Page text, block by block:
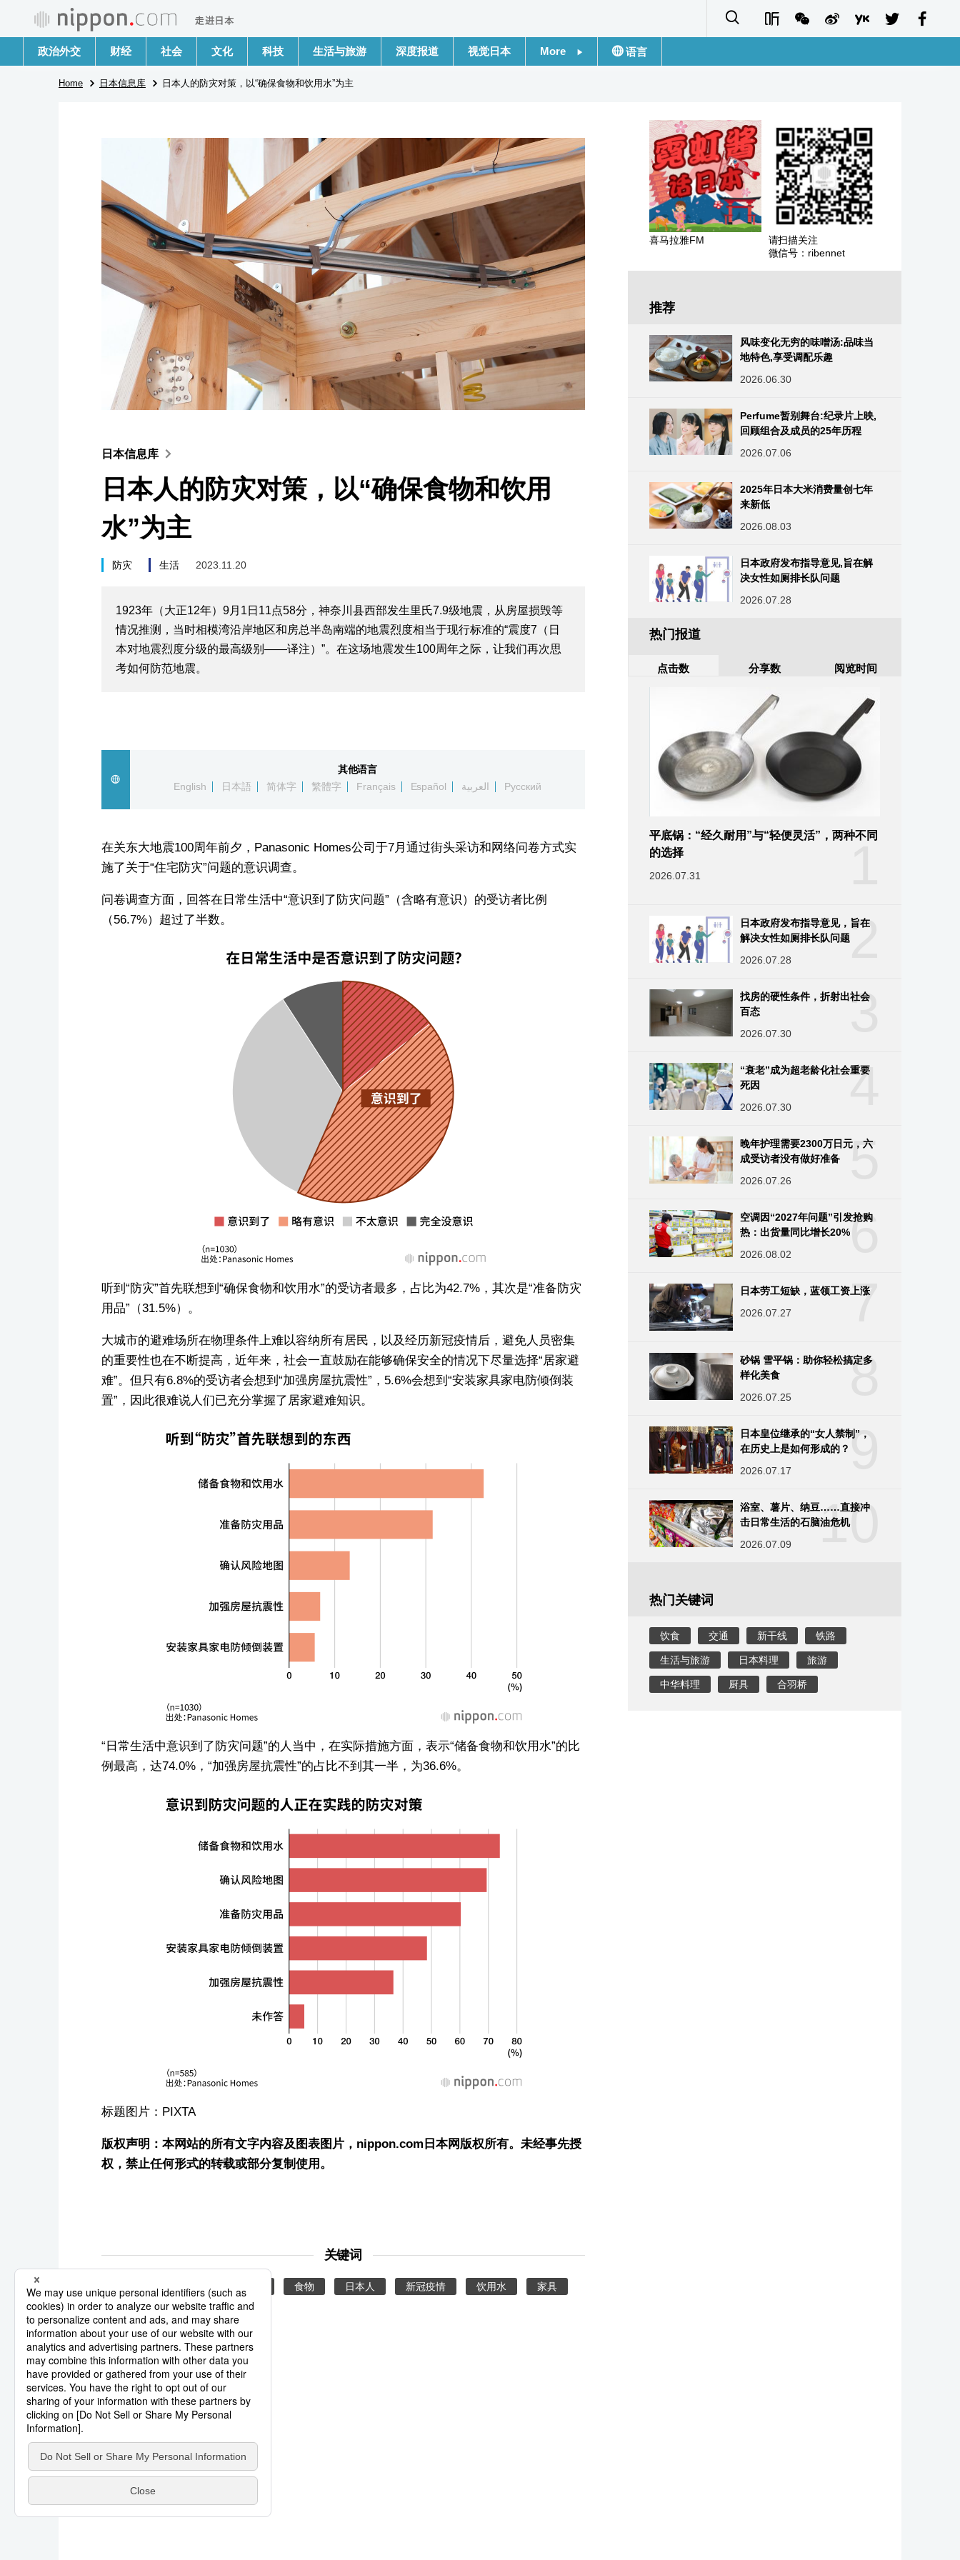
政治外交 财经 社会 文化 科技 生活与旅游 深度报道 视觉日本 More
日本信息库
日本一瞥
人物访谈
东京
编辑部通知
语言
Français
Español
Русский
Home 日本信息库 日本人的防灾对策，以“确保食物和饮用水”为主
日本信息库
日本人的防灾对策，以“确保食物和饮用
水”为主
防灾 生活 2023.11.20
1923年（大正12年）9月1日11点58分，神奈川县西部发生里氏7.9级地震，从房屋损毁等
情况推测，当时相模湾沿岸地区和房总半岛南端的地震烈度相当于现行标准的“震度7（日
本对地震烈度分级的最高级别——译注）”。在这场地震发生100周年之际，让我们再次思
考如何防范地震。
其他语言
English
日本語 简体字 繁體字 Français Español العربية Русский
在关东大地震100周年前夕，Panasonic Homes公司于7月通过街头采访和网络问卷方式实
施了关于“住宅防灾”问题的意识调查。
问卷调查方面，回答在日常生活中“意识到了防灾问题”（含略有意识）的受访者比例
（56.7%）超过了半数。
听到“防灾”首先联想到“确保食物和饮用水”的受访者最多，占比为42.7%，其次是“准备防灾
用品”（31.5%）。
大城市的避难场所在物理条件上难以容纳所有居民，以及经历新冠疫情后，避免人员密集
的重要性也在不断提高，近年来，社会一直鼓励在能够确保安全的情况下尽量选择“居家避
难”。但只有6.8%的受访者会想到“加强房屋抗震性”，5.6%会想到“安装家具家电防倾倒装
置”，因此很难说人们已充分掌握了居家避难知识。
“日常生活中意识到了防灾问题”的人当中，在实际措施方面，表示“储备食物和饮用水”的比
例最高，达74.0%，“加强房屋抗震性”的占比不到其一半，为36.6%。
标题图片：PIXTA
版权声明：本网站的所有文字内容及图表图片，nippon.com日本网版权所有。未经事先授
权，禁止任何形式的转载或部分复制使用。
关键词
关东大地震 家电 食物 日本人 新冠疫情 饮用水 家具
准备 抗震性
系列相关报道
喜马拉雅FM
请扫描关注
微信号：ribennet
推荐
风味变化无穷的味噌汤:品味当
地特色,享受调配乐趣‌
2026.06.30
Perfume暂别舞台:纪录片上映,
回顾组合及成员的25年历程
2026.07.06
2025年日本大米消费量创七年
来新低
2026.08.03
日本政府发布指导意见,旨在解
决女性如厕排长队问题
2026.07.28
热门报道
点击数 分享数 阅览时间
平底锅：“经久耐用”与“轻便灵活”，两种不同
的选择
2026.07.31
2
日本政府发布指导意见，旨在
解决女性如厕排长队问题
2026.07.28
3
找房的硬性条件，折射出社会
百态
2026.07.30
4
“衰老”成为超老龄化社会重要
死因
2026.07.30
5
晚年护理需要2300万日元，六
成受访者没有做好准备
2026.07.26
6
空调因“2027年问题”引发抢购
热：出货量同比增长20%
2026.08.02
7
日本劳工短缺，蓝领工资上涨
2026.07.27
8
砂锅 雪平锅：助你轻松搞定多
样化美食
2026.07.25
9
日本皇位继承的“女人禁制”，
在历史上是如何形成的？
2026.07.17
10
浴室、薯片、纳豆……直接冲
击日常生活的石脑油危机
2026.07.09
热门关键词
饮食 交通 新干线 铁路
生活与旅游 日本料理 旅游
中华料理 厨具 合羽桥